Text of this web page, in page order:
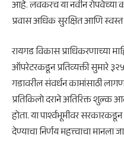
आहे. लवकरच या नवीन रोपवेच्या
प्रवास अधिक सुरक्षित आणि
रायगड विकास प्राधिकरणाच्या
ऑपरेटरकडून प्रतिव्यक्ती सुमारे
गडावरील संवर्धन कामांसाठी
प्रतिकिलो दराने अतिरिक्त
होता. या पार्श्वभूमीवर
देण्याचा निर्णय महत्त्वाचा मानला